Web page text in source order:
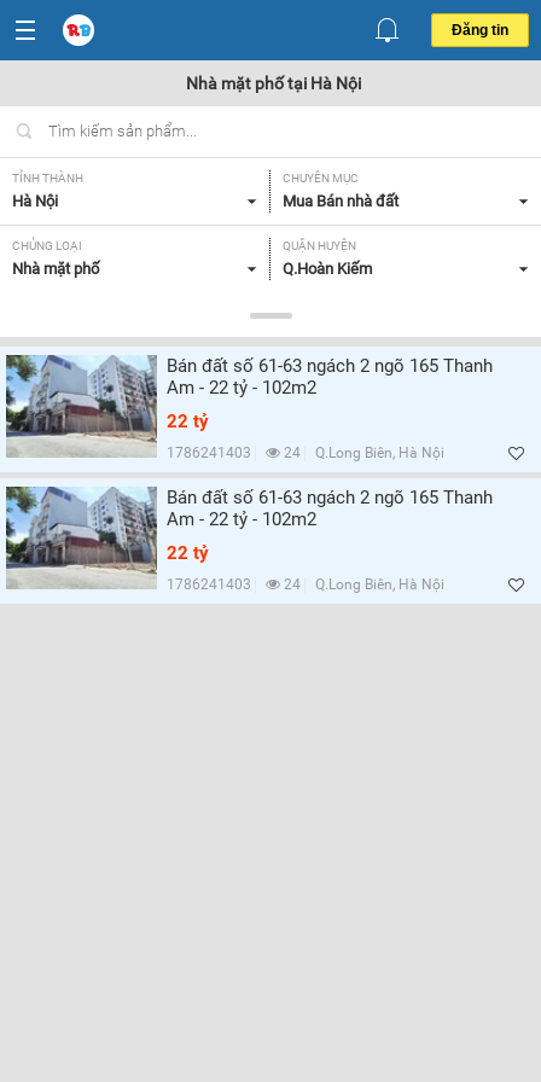
Đăng tin
Nhà mặt phố tại Hà Nội
TỈNH THÀNH
Hà Nội
CHUYÊN MỤC
Mua Bán nhà đất
CHỦNG LOẠI
Nhà mặt phố
QUẬN HUYỆN
Q.Hoàn Kiếm
Tất cả
MỨC GIÁ
Tất cả
MẶT TIỀN
Tất cả
HƯỚNG
GIẤY TỜ PHÁP LÝ
Tất cả
PHÙ HỢP LÀM
Tất cả
Bán đất số 61-63 ngách 2 ngõ 165 Thanh
Am - 22 tỷ - 102m2
22 tỷ
1786241403 24 Q.Long Biên, Hà Nội
Bán đất số 61-63 ngách 2 ngõ 165 Thanh
Am - 22 tỷ - 102m2
22 tỷ
1786241403 24 Q.Long Biên, Hà Nội